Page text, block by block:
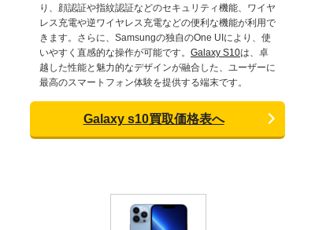
り、顔認証や指紋認証などのセキュリティ機能、ワイヤ
レス充電や逆ワイヤレス充電などの便利な機能が利用で
きます。さらに、Samsungの独自のOne UIにより、使
いやすく直感的な操作が可能です。 Galaxy S10は、卓
越した性能と魅力的なデザインが融合した、ユーザーに
最高のスマートフォン体験を提供する端末です。
Galaxy s10買取価格表へ